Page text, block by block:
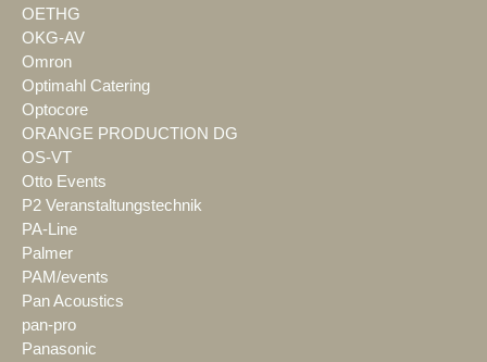
OETHG
OKG-AV
Omron
Optimahl Catering
Optocore
ORANGE PRODUCTION DG
OS-VT
Otto Events
P2 Veranstaltungstechnik
PA-Line
Palmer
PAM/events
Pan Acoustics
pan-pro
Panasonic